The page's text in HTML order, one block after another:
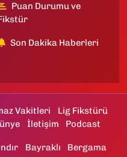
Puan Durumu ve
Son Dakika Haberleri
Vakitleri
Lig Fikstürü
İletişim Podcast
Bayraklı
Bergama